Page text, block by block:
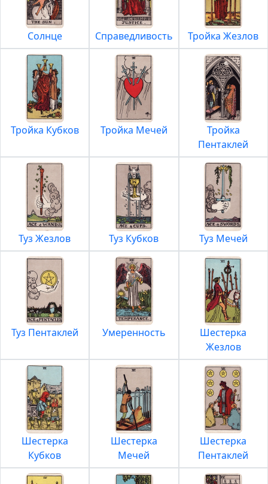
Солнце Справедливость Тройка Жезлов
Тройка Кубков Тройка Мечей
Тройка
Пентаклей
Туз Жезлов Туз Кубков Туз Мечей
Туз Пентаклей Умеренность
Шестерка
Жезлов
Шестерка
Кубков
Шестерка
Мечей
Шестерка
Пентаклей